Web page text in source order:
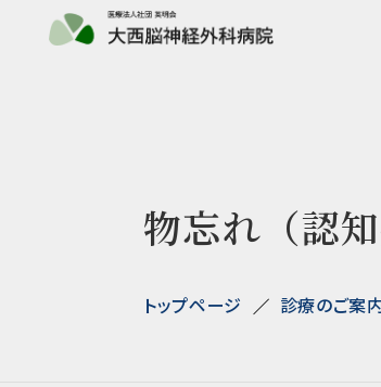
物忘れ（認知
トップページ 診療のご案